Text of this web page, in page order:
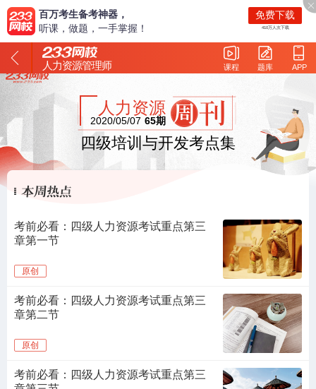
百万考生备考神器，
听课，做题，一手掌握！
免费下载
410万人次下载
人力资源管理师 APP
题库
课程
人力资源
2020/05/07 65期
四级培训与开发考点集
考前必看：四级人力资源考试重点第三
章第一节
原创
阅读量：
考前必看：四级人力资源考试重点第三
章第二节
原创
阅读量：
考前必看：四级人力资源考试重点第三